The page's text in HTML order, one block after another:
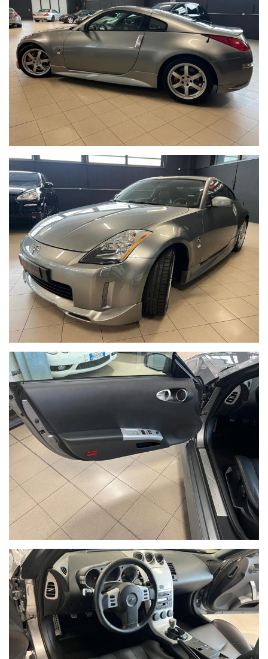
N.B VALUTIAMO LA VOSTRA PERMUTA ! SE VOLETE PERMUTARE
IL VOSTRO USATO MANDATE TRAMITE WHATSAPP AL NUMERO :
+39 339/7208222
- FOTO DETTAGLIATE INTERNE ED ESTERNE
- FOTO LIBRETTO DI CIRCOLAZIONE
KM ATTUALI
COSI DA RICEVERE UNA VALUTAZIONE PRIMARIA DI MASSIMA !
SITO WEB : WWW.GPMOTORS.EU
IMPORTANTE !!!!
La dotazione tecnica e gli accessori indicati nella presente scheda
potrebbero non coincidere con l’effettivo equipaggiamento del
veicolo, a causa della non uniformità dei dati pubblicati dai diversi
portali. Ci scusiamo per l’inconveniente e vi invitiamo a verificare
con il nostro venditore le caratteristiche dello specifico veicolo. Gp
srl unipersonale declina ogni responsabilità per eventuali
involontarie incongruenze, che non rappresentano in alcun modo
un impegno contrattuale.
Le foto del veicolo sono reali .